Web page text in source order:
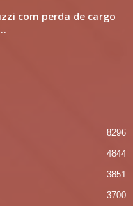
com perda de cargo
8296
4844
3851
3700